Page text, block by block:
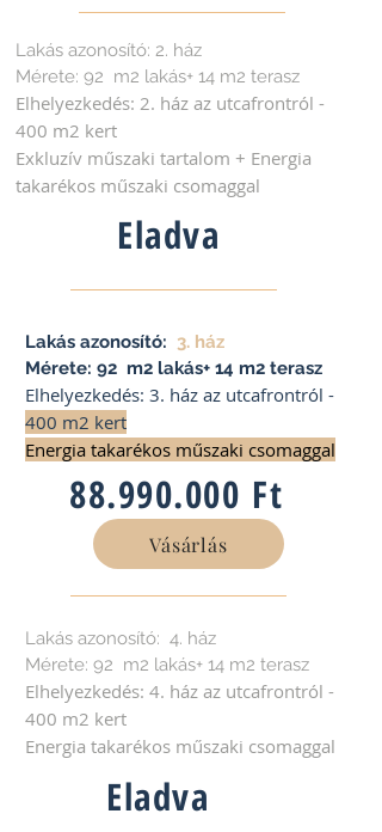
Lakás azonosító: 2. ház
Mérete: 92 m2 lakás+ 14 m2 terasz
Elhelyezkedés: 2. ház az utcafrontról -
400 m2 kert
Exkluzív műszaki tartalom + ​Energia
takarékos műszaki csomaggal
Eladva
Lakás azonosító: 3. ház
Mérete: 92 m2 lakás+ 14 m2 terasz
Elhelyezkedés: 3. ház az utcafrontról -
400 m2 kert
Energia takarékos műszaki csomaggal
88.990.000 Ft
Vásárlás
Lakás azonosító: 4. ház
Mérete: 92 m2 lakás+ 14 m2 terasz
Elhelyezkedés: 4. ház az utcafrontról -
400 m2 kert
Energia takarékos műszaki csomaggal
Eladva